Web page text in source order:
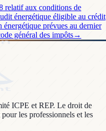
relatif aux conditions de
énergétique éligible au crédit
prévues au dernier
général des impôts→
ICPE et REP. Le droit de
les professionnels et les